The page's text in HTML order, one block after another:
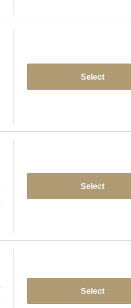
Select
Select
Select